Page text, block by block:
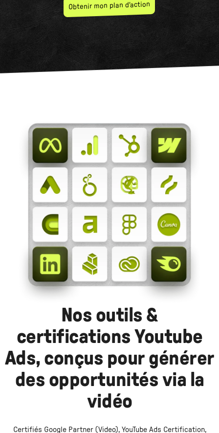
Obtenir mon plan d'action
Nos outils &
certifications Youtube
Ads, conçus pour générer
des opportunités via la
vidéo
Certifiés Google Partner (Video), YouTube Ads Certification,